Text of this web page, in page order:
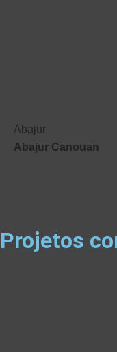
Abajur
Abajur Canouan
Projetos